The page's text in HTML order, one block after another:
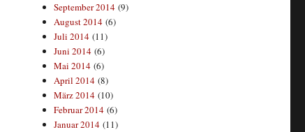
September 2014 (9)
August 2014 (6)
Juli 2014 (11)
Juni 2014 (6)
Mai 2014 (6)
April 2014 (8)
März 2014 (10)
Februar 2014 (6)
Januar 2014 (11)